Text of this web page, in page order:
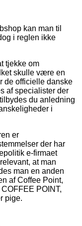
kan man til
i reglen ikke
tjekke om
skulle være en
de officielle danske
af specialister der
du anledning
i
er
der har
e-firmaet
at man
man en anden
af Coffee Point,
POINT,
pige.